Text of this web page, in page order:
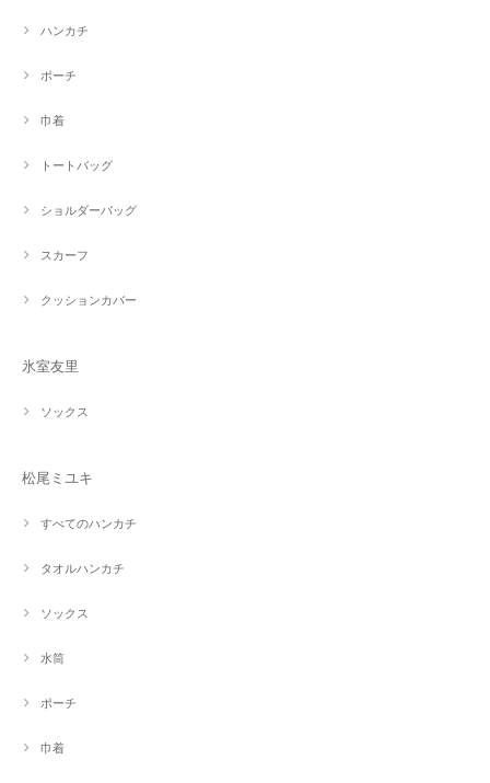
ハンカチ
ポーチ
巾着
トートバッグ
ショルダーバッグ
スカーフ
クッションカバー
氷室友里
ソックス
松尾ミユキ
すべてのハンカチ
タオルハンカチ
ソックス
水筒
ポーチ
巾着